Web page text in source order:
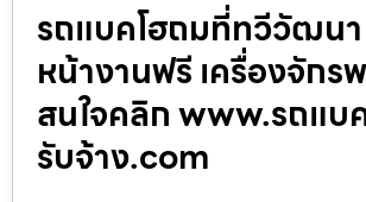
รถแบคโฮถมที่ทวีวัฒนา
หน้างานฟรี เครื่องจักร
สนใจคลิก www.รถแบ
รับจ้าง.com